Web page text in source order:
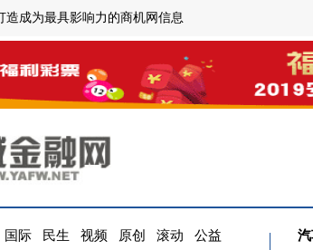
造成为最具影响力的商机网信息
国际 民生 视频 原创 滚动
公益